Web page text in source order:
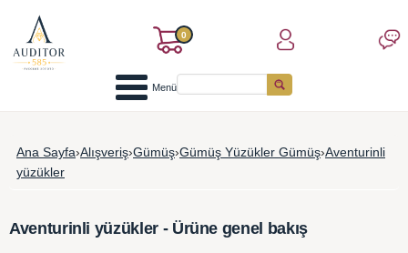
0
Menü
Ana Sayfa›Alışveriş›Gümüş›Gümüş Yüzükler Gümüş›Aventurinli
yüzükler
Aventurinli yüzükler - Ürüne genel bakış